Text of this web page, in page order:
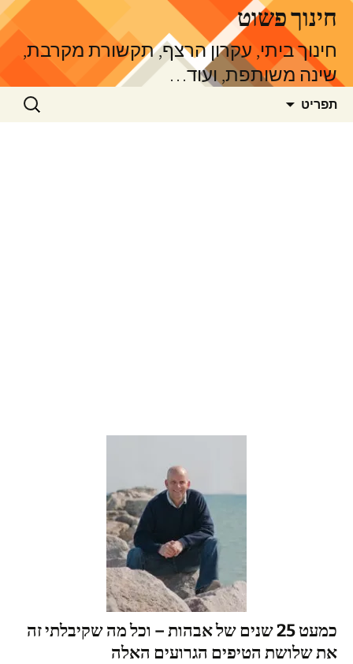
לדלג
לתוכןחינוך פשוט
חינוך ביתי, עקרון הרצף, תקשורת מקרבת,
שינה משותפת, ועוד…
תפריט חיפוש:
כמעט 25 שנים של אבהות – וכל מה שקיבלתי זה
את שלושת הטיפים הגרועים האלה